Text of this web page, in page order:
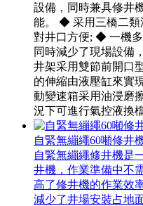
設備，同時兼具修井
能。 ◆ 采用三橋二類
對井口方便; ◆ 一機多
同時減少了現場設備
井架采用雙節前開口
的伸縮由液壓缸來實
動變速箱采用油浸磨
況下可進行氣控液換
自緊無繃繩60噸修井
自緊無繃繩修井機是
井機，作業準備中不
高了修井機的作業效
減少了井場安裝占地